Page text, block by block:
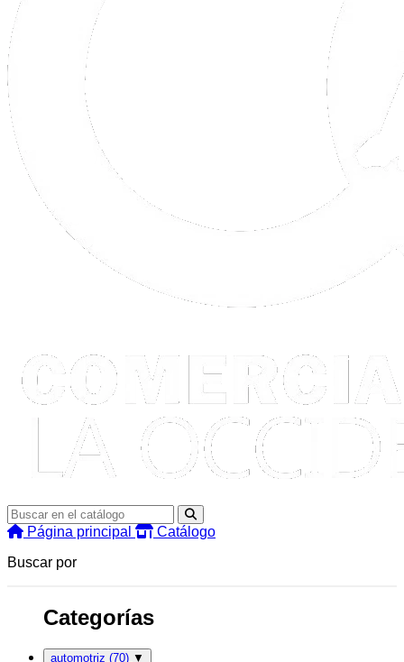
Página principal
Catálogo
Buscar por
Categorías
automotriz (70) ▼